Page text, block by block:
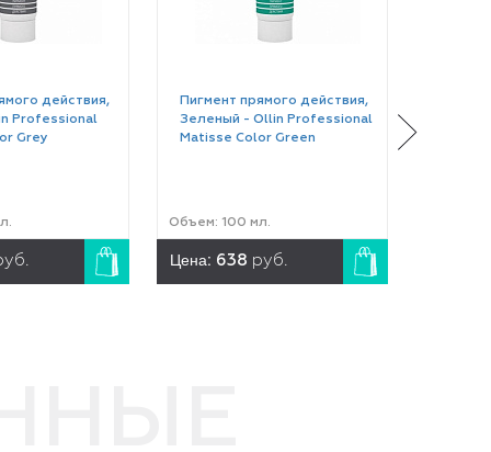
действия,
Professional
Grey
Пигмент прямого действия,
Зеленый - Ollin Professional
Matisse Color Green
Объем: 100 мл.
Цена: 638 руб.